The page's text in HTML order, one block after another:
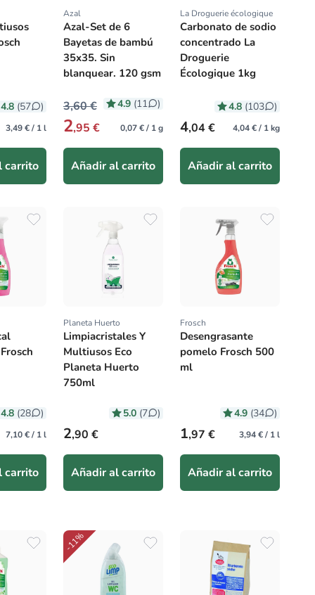
4.8 (57 )
3,49 € / 1 l
carrito
Proveedor:
Azal
Azal-Set de 6
Bayetas de bambú
35x35. Sin
blanquear. 120 gsm
4.9 (11 )
3,60 €
2,95 € 0,07 € / 1 g
Añadir al carrito
Proveedor:
La Droguerie écologique
Carbonato de sodio
concentrado La
Droguerie
Écologique 1kg
4.8 (103 )
Precio habitual
4,04 € 4,04 € / 1 kg
Añadir al carrito
4.8 (28 )
7,10 € / 1 l
carrito
Proveedor:
Planeta Huerto
Limpiacristales Y
Multiusos Eco
Planeta Huerto
750ml
5.0 (7 )
Precio habitual
2,90 €
Añadir al carrito
Proveedor:
Frosch
Desengrasante
pomelo Frosch 500
ml
4.9 (34 )
Precio habitual
1,97 € 3,94 € / 1 l
Añadir al carrito
-11%